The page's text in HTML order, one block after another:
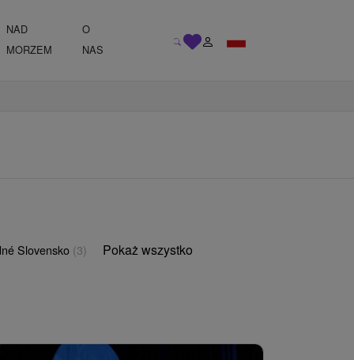
NAD
MORZEM
O
NAS
Slovensko (3) Pokaż wszystko